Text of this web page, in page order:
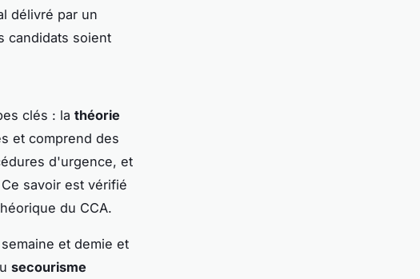
délivré par un
candidats soient
clés : la théorie
et comprend des
d'urgence, et
savoir est vérifié
du CCA.
et demie et
secourisme